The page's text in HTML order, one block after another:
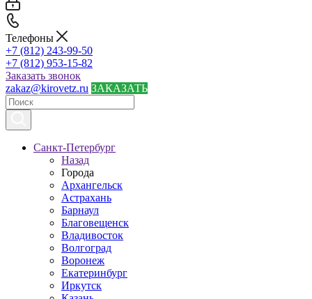
Телефоны
+7 (812) 243-99-50
+7 (812) 953-15-82
Заказать звонок
zakaz@kirovetz.ru ЗАКАЗАТЬ
Санкт-Петербург
Назад
Города
Архангельск
Астрахань
Барнаул
Благовещенск
Владивосток
Волгоград
Воронеж
Екатеринбург
Иркутск